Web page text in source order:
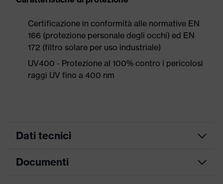
Certificazione in conformità alle normative EN
166 (protezione personale degli occhi) ed EN
172 (filtro solare per uso industriale)
UV400 - Protezione al 100% contro i pericolosi
raggi UV fino a 400 nm
Dati tecnici
ricerca colore
Documenti